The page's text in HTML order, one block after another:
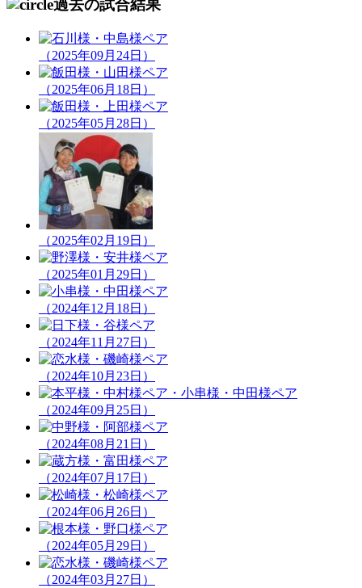
過去の試合結果
（2025年09月24日）
（2025年06月18日）
（2025年05月28日）
（2025年02月19日）
（2025年01月29日）
（2024年12月18日）
（2024年11月27日）
（2024年10月23日）
（2024年09月25日）
（2024年08月21日）
（2024年07月17日）
（2024年06月26日）
（2024年05月29日）
（2024年03月27日）